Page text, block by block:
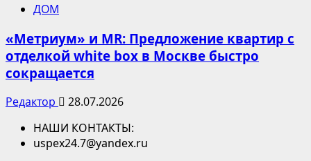
ДОМ
«Метриум» и MR: Предложение квартир с
отделкой white box в Москве быстро
сокращается
Редактор
28.07.2026
НАШИ КОНТАКТЫ:
uspex24.7@yandex.ru